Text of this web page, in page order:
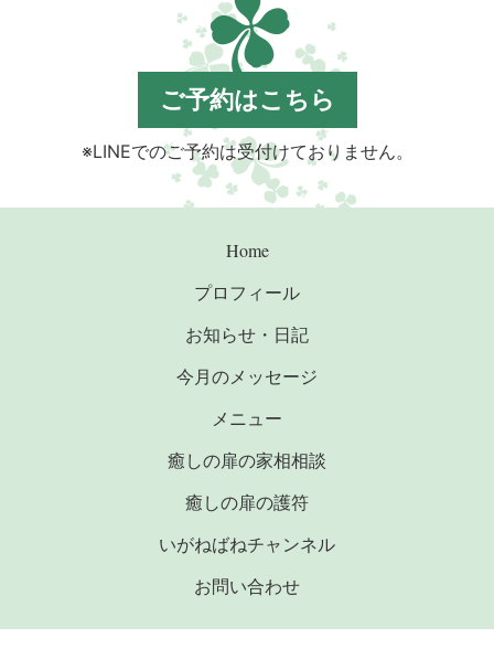
ご予約はこちら
※LINEでのご予約は受付けておりません。
Home
プロフィール
お知らせ・日記
今月のメッセージ
メニュー
癒しの扉の家相相談
癒しの扉の護符
いがねばねチャンネル
お問い合わせ